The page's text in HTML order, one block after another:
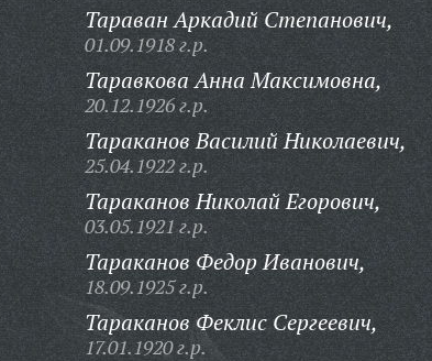
Тараван Аркадий Степанович,
01.09.1918 г.р.
Таравкова Анна Максимовна,
20.12.1926 г.р.
Тараканов Василий Николаевич,
25.04.1922 г.р.
Тараканов Николай Егорович,
03.05.1921 г.р.
Тараканов Федор Иванович,
18.09.1925 г.р.
Тараканов Феклис Сергеевич,
17.01.1920 г.р.